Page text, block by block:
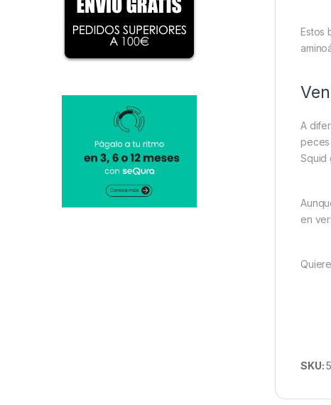
Estos
A
peces
Squid
en
SKU: